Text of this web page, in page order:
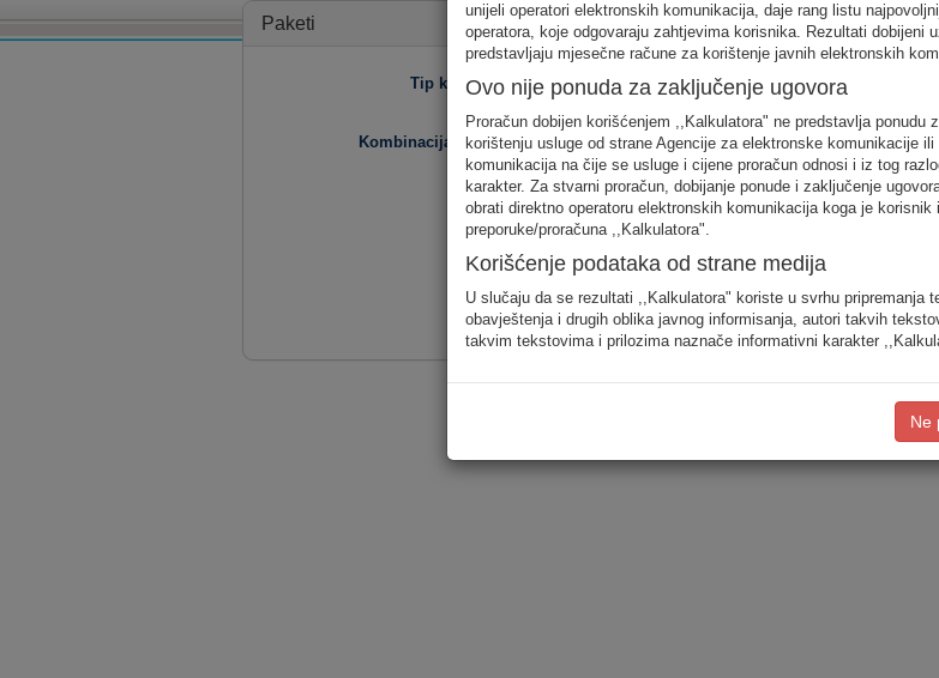
Paketi
Tip korisnika
Kombinacija usluga
Fiksna telefonija
Internet
AVM usluge (TV)
unijeli operatori elektronskih komunikacija, daje rang listu
operatora, koje odgovaraju zahtjevima korisnika. Rezultati dobijeni
predstavljaju mjesečne račune za korištenje javnih elektronskih
Ovo nije ponuda za zaključenje ugovora
Proračun dobijen korišćenjem ,,Kalkulatora" ne predstavlja ponudu
korištenju usluge od strane Agencije za elektronske komunikacije
komunikacija na čije se usluge i cijene proračun odnosi i iz tog
karakter. Za stvarni proračun, dobijanje ponude i zaključenje
obrati direktno operatoru elektronskih komunikacija koga je korisnik
preporuke/proračuna ,,Kalkulatora".
Korišćenje podataka od strane medija
U slučaju da se rezultati ,,Kalkulatora" koriste u svrhu pripremanja
obavještenja i drugih oblika javnog informisanja, autori takvih
takvim tekstovima i prilozima naznače informativni karakter
Ne